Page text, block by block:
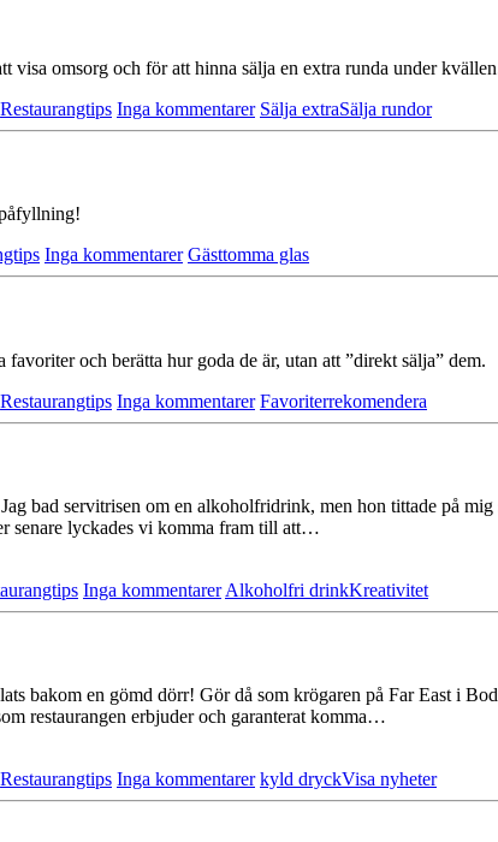
visa omsorg och för att hinna sälja en extra runda under
Restaurangtips Inga kommentarer Sälja extraSälja rundor
Inga kommentarer Gästtomma glas
och berätta hur goda de är, utan att ”direkt sälja” dem.
Restaurangtips Inga kommentarer Favoriterrekomendera
bad servitrisen om en alkoholfridrink, men hon tittade på
senare lyckades vi komma fram till att…
Inga kommentarer Alkoholfri drinkKreativitet
bakom en gömd dörr! Gör då som krögaren på Far East i
restaurangen erbjuder och garanterat komma…
Restaurangtips Inga kommentarer kyld dryckVisa nyheter